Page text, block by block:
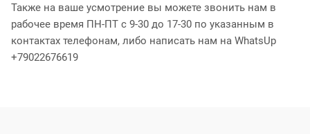
Также на ваше усмотрение вы можете звонить нам в
рабочее время ПН-ПТ с 9-30 до 17-30 по указанным в
контактах телефонам, либо написать нам на WhatsUp
+79022676619